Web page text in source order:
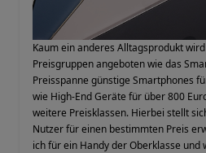
Kaum ein anderes Alltagsprodukt
Preisgruppen angeboten wie das
Preisspanne günstige Smartphones
wie High-End Geräte für über 800
weitere Preisklassen. Hierbei stellt
Nutzer für einen bestimmten Preis
ich für ein Handy der Oberklasse und